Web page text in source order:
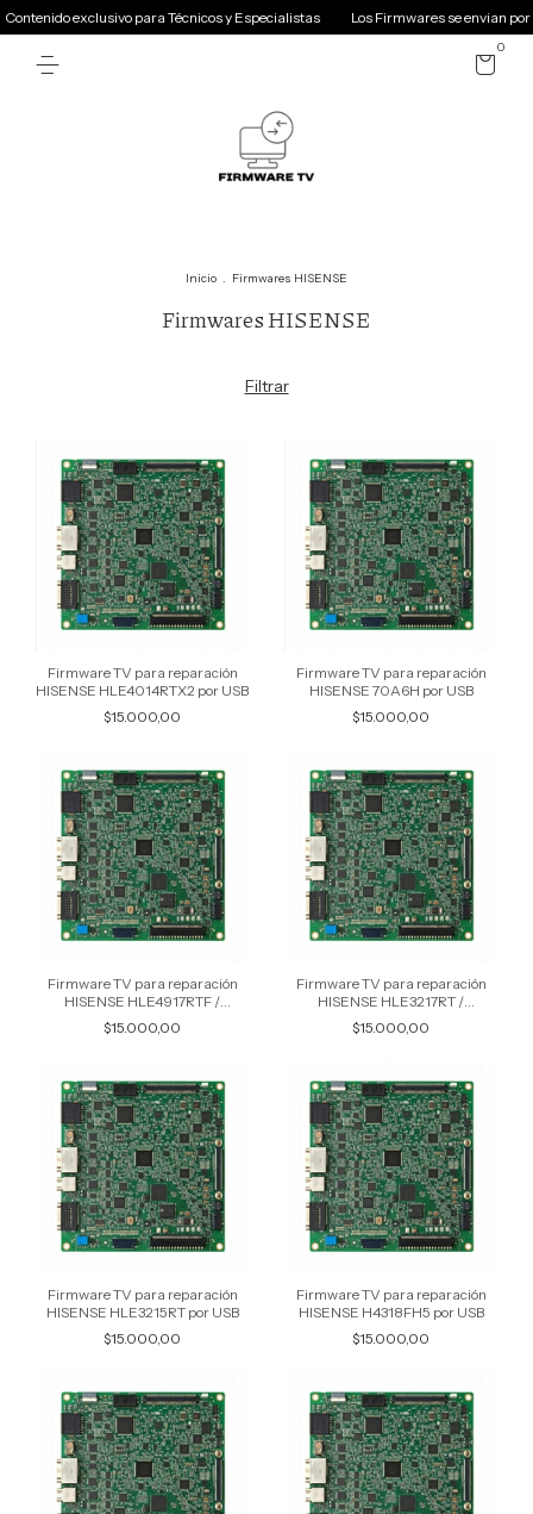
exclusivo para Técnicos y Especialistas Los Firmwares se envian por
0
Inicio . Firmwares HISENSE
Firmwares HISENSE
Filtrar
Firmware TV para reparación
HISENSE HLE4014RTX2 por USB
$15.000,00
Firmware TV para reparación
HISENSE 70A6H por USB
$15.000,00
Firmware TV para reparación
HISENSE HLE4917RTF /
HLE4917RTFIPE por USB
$15.000,00
Firmware TV para reparación
HISENSE HLE3217RT /
HLE3217RTIPE por USB
$15.000,00
Firmware TV para reparación
HISENSE HLE3215RT por USB
$15.000,00
Firmware TV para reparación
HISENSE H4318FH5 por USB
$15.000,00